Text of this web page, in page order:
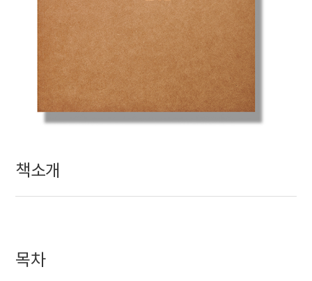
책소개
목차